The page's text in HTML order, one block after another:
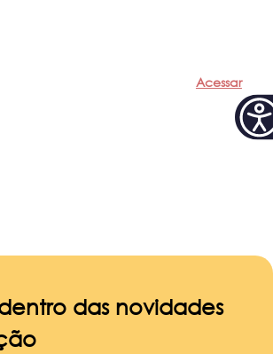
Acessar
das novidades